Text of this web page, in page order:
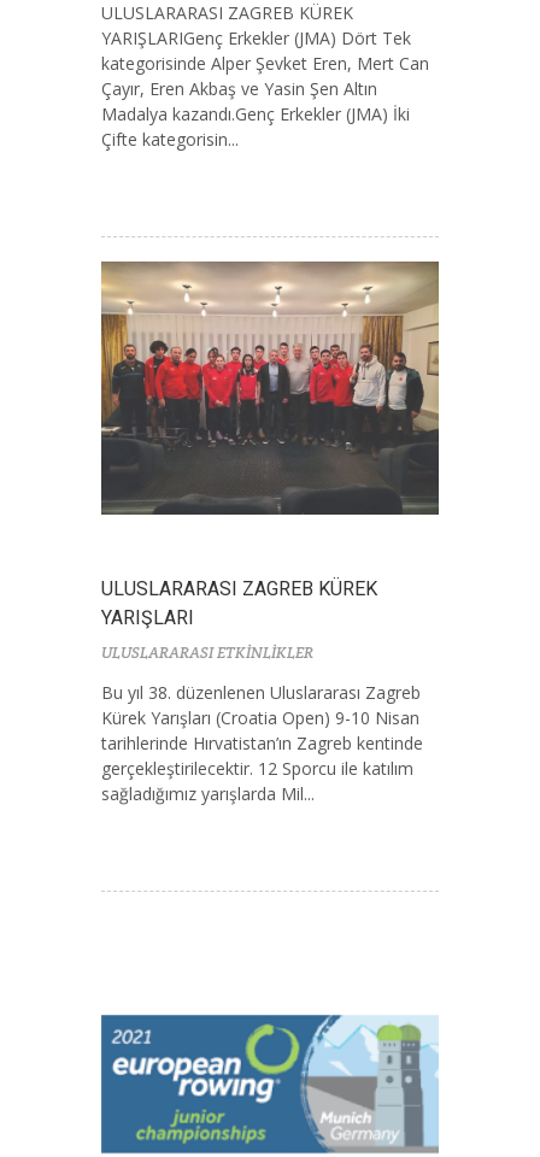
ULUSLARARASI ZAGREB KÜREK
YARIŞLARIGenç Erkekler (JMA) Dört Tek
kategorisinde Alper Şevket Eren, Mert Can
Çayır, Eren Akbaş ve Yasin Şen Altın
Madalya kazandı.Genç Erkekler (JMA) İki
Çifte kategorisin...
ULUSLARARASI ZAGREB KÜREK
YARIŞLARI
ULUSLARARASI ETKİNLİKLER
Bu yıl 38. düzenlenen Uluslararası Zagreb
Kürek Yarışları (Croatia Open) 9-10 Nisan
tarihlerinde Hırvatistan’ın Zagreb kentinde
gerçekleştirilecektir. 12 Sporcu ile katılım
sağladığımız yarışlarda Mil...